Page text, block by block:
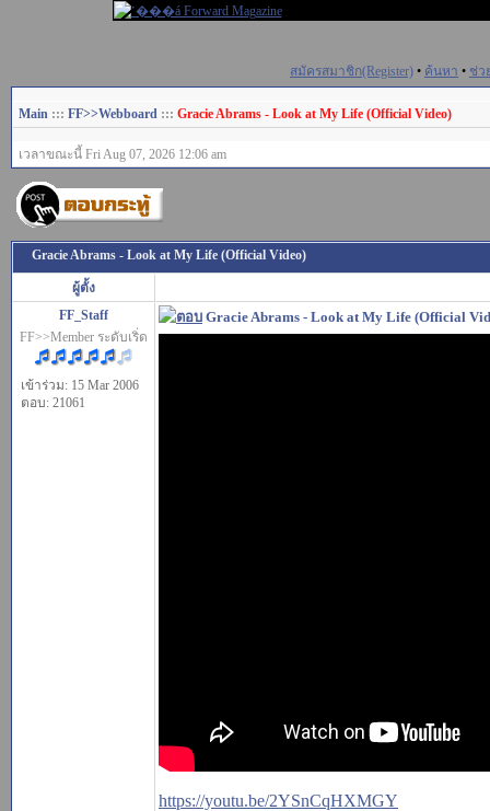
สมัครสมาชิก(Register) • ค้นหา • ช่ว
Main ::: FF>>Webboard ::: Gracie Abrams - Look at My Life (Official Video)
เวลาขณะนี้ Fri Aug 07, 2026 12:06 am
Gracie Abrams - Look at My Life (Official Video)
ผู้ตั้ง
FF_Staff
FF>>Member ระดับเริ่ด
เข้าร่วม: 15 Mar 2006
ตอบ: 21061
Gracie Abrams - Look at My Life (Official
https://youtu.be/2YSnCqHXMGY